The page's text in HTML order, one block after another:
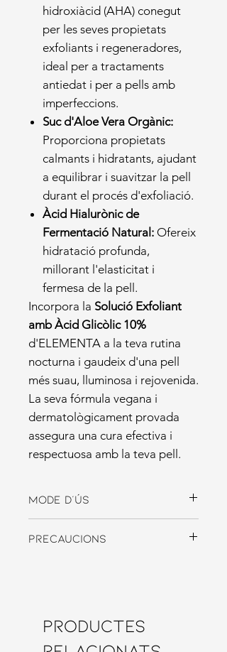
hidroxiàcid (AHA) conegut
per les seves propietats
exfoliants i regeneradores,
ideal per a tractaments
antiedat i per a pells amb
imperfeccions.
Suc d'Aloe Vera Orgànic:
Proporciona propietats
calmants i hidratants, ajudant
a equilibrar i suavitzar la pell
durant el procés d'exfoliació.
Àcid Hialurònic de
Fermentació Natural: Ofereix
hidratació profunda,
millorant l'elasticitat i
fermesa de la pell.
Incorpora la Solució Exfoliant
amb Àcid Glicòlic 10%
d'ELEMENTA a la teva rutina
nocturna i gaudeix d'una pell
més suau, lluminosa i rejovenida.
La seva fórmula vegana i
dermatològicament provada
assegura una cura efectiva i
respectuosa amb la teva pell.
Mode d'ús
3 gotes del sèrum sobre la pell
gotes del sèrum amb la teva
crema de nit habitual i aplica-la de
Precaucions
la sensibilitat cutània a la radiació
Productes